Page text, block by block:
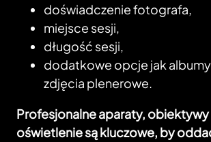
doświadczenie fotografa,
miejsce sesji,
długość sesji,
dodatkowe opcje jak
zdjęcia plenerowe.
Profesjonalne aparaty, obiektywy
oświetlenie są kluczowe, by